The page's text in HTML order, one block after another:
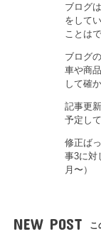
ブログ
をして
ことは
ブログ
車や商
して確
記事更
予定し
修正ば
事3に対
月〜）
NEW POST こ